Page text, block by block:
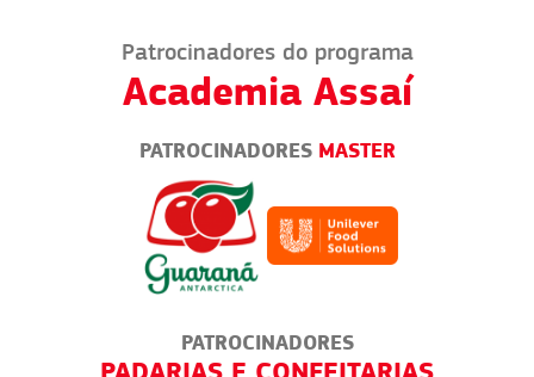
Patrocinadores do programa
Academia Assaí
PATROCINADORES MASTER
PATROCINADORES